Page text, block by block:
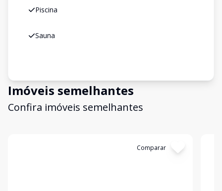
Piscina
Sauna
Imóveis semelhantes
Confira imóveis semelhantes
Comparar